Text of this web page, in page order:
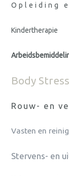
Opleiding
Kindertherapie
Body
Rouw- en
Vasten en
Stervens- en